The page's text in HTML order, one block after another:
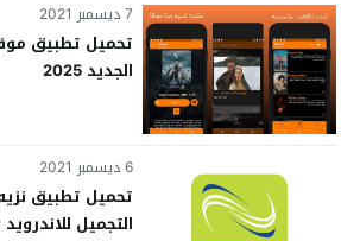
7 ديسمبر 2021
الجديد 2025
6 ديسمبر 2021
تحميل تطبيق
التجميل للاندرويد 2023